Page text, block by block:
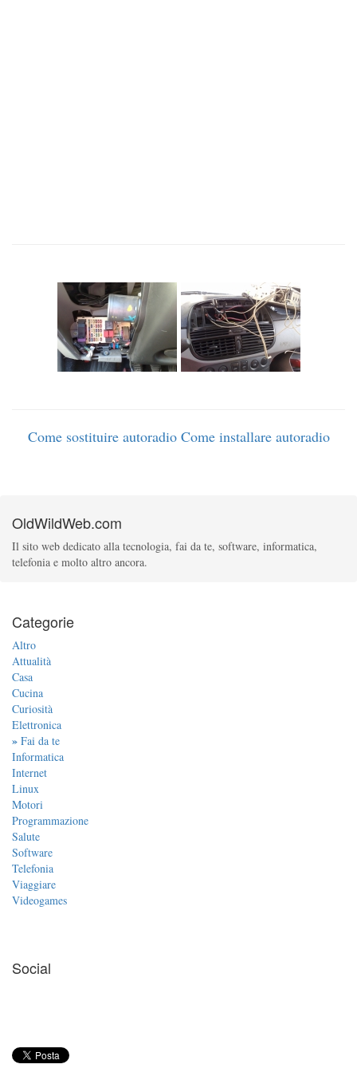
Come sostituire autoradio Come installare autoradio
OldWildWeb.com
Il sito web dedicato alla tecnologia, fai da te, software, informatica,
telefonia e molto altro ancora.
Categorie
Altro
Attualità
Casa
Cucina
Curiosità
Elettronica
» Fai da te
Informatica
Internet
Linux
Motori
Programmazione
Salute
Software
Telefonia
Viaggiare
Videogames
Social